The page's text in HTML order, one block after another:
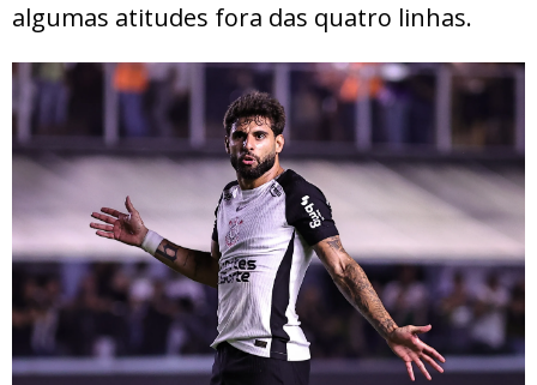
algumas atitudes fora das quatro linhas.